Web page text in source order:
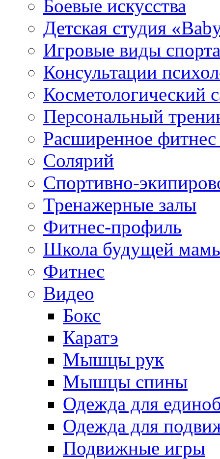
Боевые искусства
Детская студия
Игровые виды спорта
Консультации
Косметологический
Персональный
Расширенное фитнес
Солярий
Спортивно-
Тренажерные залы
Фитнес-профиль
Школа будущей
Фитнес
Видео
Бокс
Каратэ
Мышцы рук
Мышцы спины
Одежда для
Одежда для
Подвижные игры